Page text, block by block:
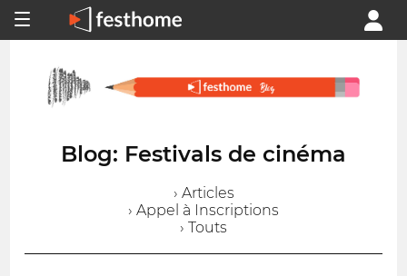
Blog: Festivals de cinéma
› Articles
› Appel à Inscriptions
› Touts